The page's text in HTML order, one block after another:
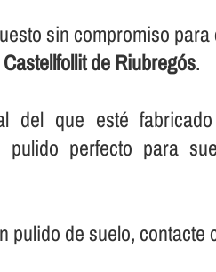
sin compromiso
de Riubregós.
del que esté
pulido perfecto para
pulido de suelo, contacte